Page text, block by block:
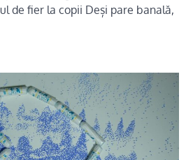
de fier la copii Deși pare banală,